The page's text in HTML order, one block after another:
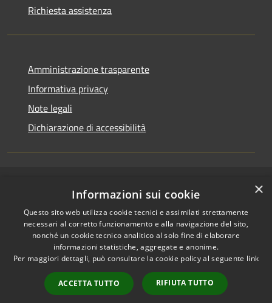
Richiesta assistenza
Amministrazione trasparente
Informativa privacy
Note legali
Dichiarazione di accessibilità
Privacy
Cookie
Mappa del sito
Permessi web -
dipendenti
Permessi web -
Copyright © 2026 • Comune di
Casirate d'Adda • Powered by
Municipium•Accesso
redazione
×
Informazioni sui cookie
Questo sito web utilizza cookie tecnici e assimilati strettamente
necessari al corretto funzionamento e alla navigazione del sito,
nonché un cookie tecnico analitico al solo fine di elaborare
informazioni statistiche, aggregate e anonime.
Per maggiori dettagli, può consultare la cookie policy al seguente link
ACCETTA TUTTO RIFIUTA TUTTO